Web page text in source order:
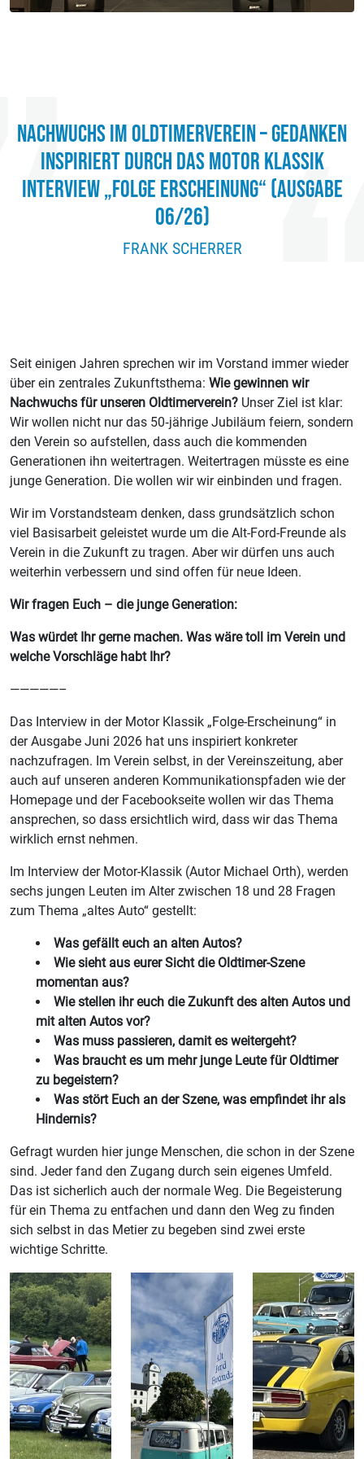
NACHWUCHS IM OLDTIMERVEREIN – GEDANKEN
INSPIRIERT DURCH DAS MOTOR KLASSIK
INTERVIEW „FOLGE ERSCHEINUNG“ (AUSGABE
06/26)
FRANK SCHERRER
Seit einigen Jahren sprechen wir im Vorstand immer wieder
über ein zentrales Zukunftsthema: Wie gewinnen wir
Nachwuchs für unseren Oldtimerverein? Unser Ziel ist klar:
Wir wollen nicht nur das 50‑jährige Jubiläum feiern, sondern
den Verein so aufstellen, dass auch die kommenden
Generationen ihn weitertragen. Weitertragen müsste es eine
junge Generation. Die wollen wir wir einbinden und fragen.
Wir im Vorstandsteam denken, dass grundsätzlich schon
viel Basisarbeit geleistet wurde um die Alt-Ford-Freunde als
Verein in die Zukunft zu tragen. Aber wir dürfen uns auch
weiterhin verbessern und sind offen für neue Ideen.
Wir fragen Euch – die junge Generation:
Was würdet Ihr gerne machen. Was wäre toll im Verein und
welche Vorschläge habt Ihr?
—————–
Das Interview in der Motor Klassik „Folge-Erscheinung“ in
der Ausgabe Juni 2026 hat uns inspiriert konkreter
nachzufragen. Im Verein selbst, in der Vereinszeitung, aber
auch auf unseren anderen Kommunikationspfaden wie der
Homepage und der Facebookseite wollen wir das Thema
ansprechen, so dass ersichtlich wird, dass wir das Thema
wirklich ernst nehmen.
Im Interview der Motor-Klassik (Autor Michael Orth), werden
sechs jungen Leuten im Alter zwischen 18 und 28 Fragen
zum Thema „altes Auto“ gestellt:
Was gefällt euch an alten Autos?
Wie sieht aus eurer Sicht die Oldtimer-Szene
momentan aus?
Wie stellen ihr euch die Zukunft des alten Autos und
mit alten Autos vor?
Was muss passieren, damit es weitergeht?
Was braucht es um mehr junge Leute für Oldtimer
zu begeistern?
Was stört Euch an der Szene, was empfindet ihr als
Hindernis?
Gefragt wurden hier junge Menschen, die schon in der Szene
sind. Jeder fand den Zugang durch sein eigenes Umfeld.
Das ist sicherlich auch der normale Weg. Die Begeisterung
für ein Thema zu entfachen und dann den Weg zu finden
sich selbst in das Metier zu begeben sind zwei erste
wichtige Schritte.